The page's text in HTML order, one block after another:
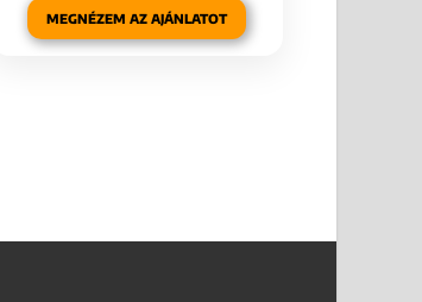
MEGNÉZEM AZ AJÁNLATOT